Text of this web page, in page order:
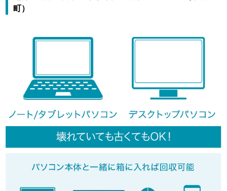
町）